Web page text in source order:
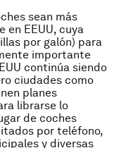
sean más
en EEUU, cuya
por galón) para
importante
continúa siendo
ciudades como
planes
librarse lo
de coches
por teléfono,
y diversas